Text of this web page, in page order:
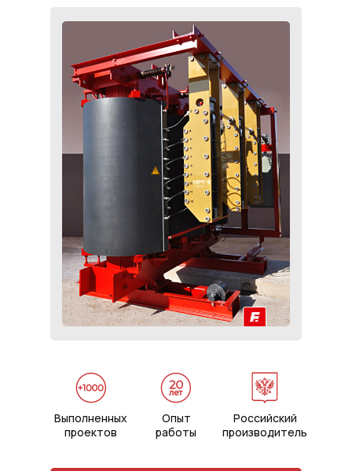
Опыт
работы
Выполненных
проектов
Российский
производитель